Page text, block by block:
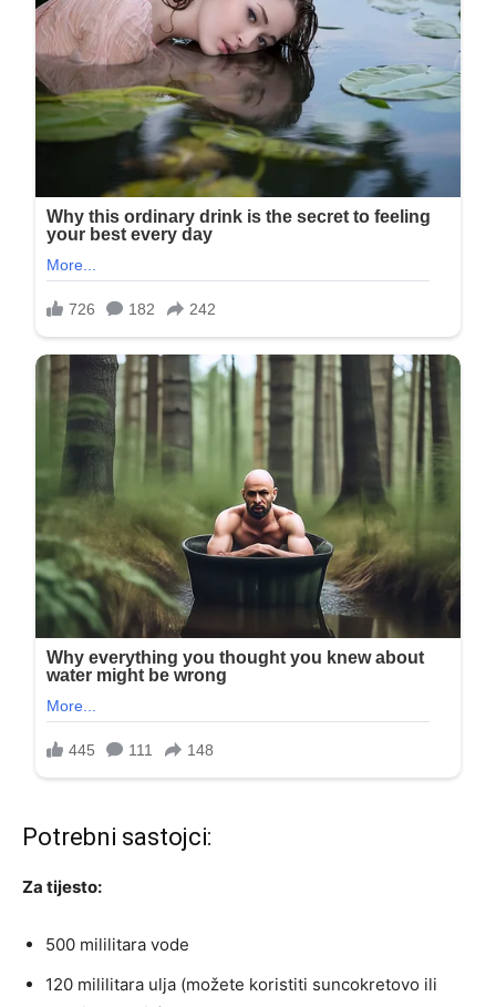
Potrebni sastojci:
Za tijesto:
500 mililitara vode
120 mililitara ulja (možete koristiti suncokretovo ili